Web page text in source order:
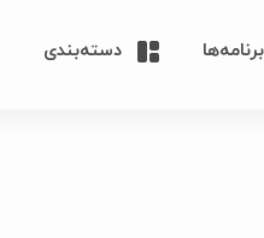
برنامه‌ها دسته‌بندی